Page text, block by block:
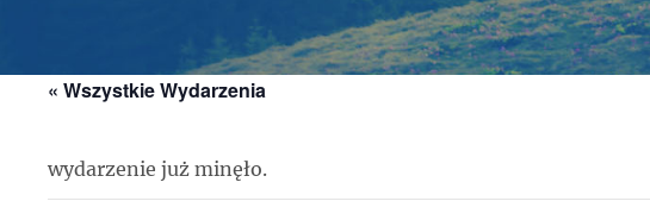
« Wszystkie Wydarzenia
wydarzenie już minęło.